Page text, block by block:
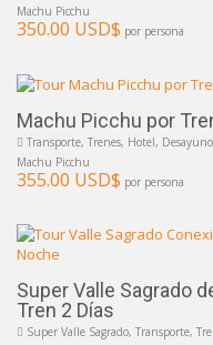
Machu Picchu
350.00 USD$ por persona
Machu Picchu por
Transporte, Trenes, Hotel,
Machu Picchu
355.00 USD$ por persona
Super Valle Sagrado
Tren 2 Días
Super Valle Sagrado, Transporte,